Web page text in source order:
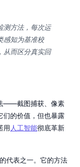
测方法，每次运
感知为基准校
从而区分真实回
——截图捕获、像素
的价值，但也暴露
用 人工智能彻底革新
代表之一。它的方法